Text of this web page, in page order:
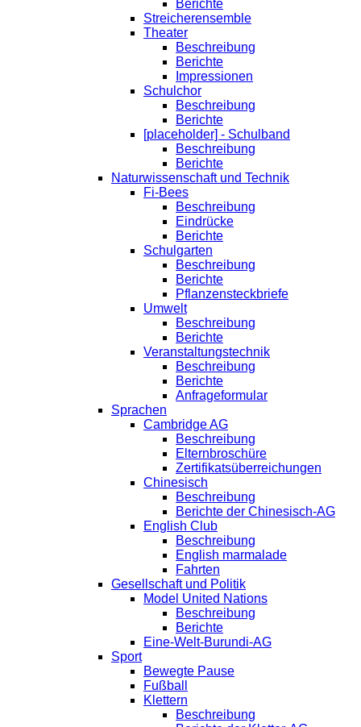
Berichte
Streicherensemble
Theater
Beschreibung
Berichte
Impressionen
Schulchor
Beschreibung
Berichte
[placeholder] - Schulband
Beschreibung
Berichte
Naturwissenschaft und Technik
Fi-Bees
Beschreibung
Eindrücke
Berichte
Schulgarten
Beschreibung
Berichte
Pflanzensteckbriefe
Umwelt
Beschreibung
Berichte
Veranstaltungstechnik
Beschreibung
Berichte
Anfrageformular
Sprachen
Cambridge AG
Beschreibung
Elternbroschüre
Zertifikatsüberreichungen
Chinesisch
Beschreibung
Berichte der Chinesisch-AG
English Club
Beschreibung
English marmalade
Fahrten
Gesellschaft und Politik
Model United Nations
Beschreibung
Berichte
Eine-Welt-Burundi-AG
Sport
Bewegte Pause
Fußball
Klettern
Beschreibung